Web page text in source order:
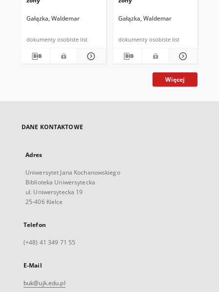
Gałązka, Waldemar
dokumenty osobiste list
Gałązka, Waldemar
dokumenty osobiste list
Więcej
DANE KONTAKTOWE
Adres
Uniwersytet Jana Kochanowskiego
Biblioteka Uniwersytecka
ul. Uniwersytecka 19
25-406 Kielce
Telefon
(+48) 41 349 71 55
E-Mail
buk@ujk.edu.pl